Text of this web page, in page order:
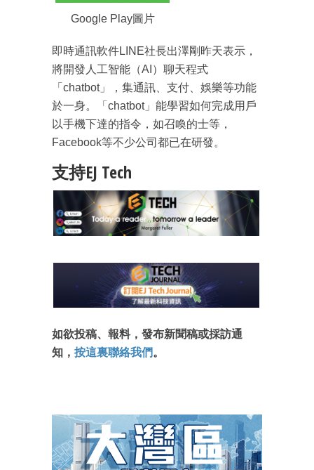
Google Play圖片
即時通訊軟件LINE社長出澤剛昨天表示，
將開發人工智能（AI）聊天程式
「chatbot」，集通訊、支付、娛樂等功能
於一身。「chatbot」能學習如何完成用戶
以手機下達的指令，如召喚的士等，
Facebook等不少公司都已在研發。
支持EJ Tech
如欲投稿、報料，發布新聞稿或採訪通
知， 按這裏聯絡我們。
成為 EJ Tech 會員
最新資訊（附創業懶人包）
箱！